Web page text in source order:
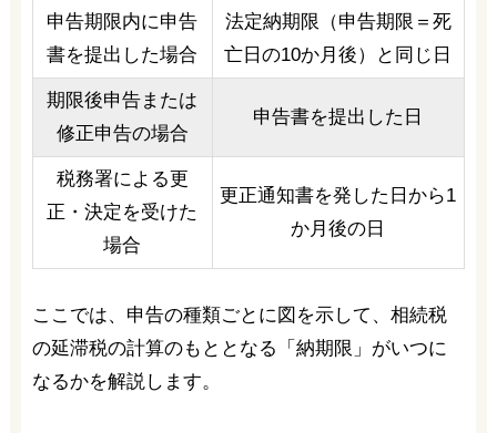
申告期限内に申告
書を提出した場合
法定納期限（申告期限＝死
亡日の10か月後）と同じ日
期限後申告または
修正申告の場合
申告書を提出した日
税務署による更
正・決定を受けた
場合
更正通知書を発した日から1
か月後の日
ここでは、申告の種類ごとに図を示して、相続税
の延滞税の計算のもととなる「納期限」がいつに
なるかを解説します。